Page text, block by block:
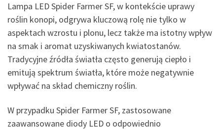
Lampa LED Spider Farmer SF, w kontekście uprawy
roślin konopi, odgrywa kluczową rolę nie tylko w
aspektach wzrostu i plonu, lecz także ma istotny wpływ
na smak i aromat uzyskiwanych kwiatostanów.
Tradycyjne źródła światła często generują ciepło i
emitują spektrum światła, które może negatywnie
wpływać na skład chemiczny roślin.
W przypadku Spider Farmer SF, zastosowane
zaawansowane diody LED o odpowiednio